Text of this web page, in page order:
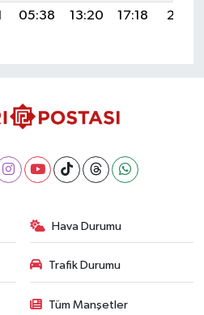
05:38 13:20 17:18 20:53
Hava Durumu
Trafik Durumu
Tüm Manşetler